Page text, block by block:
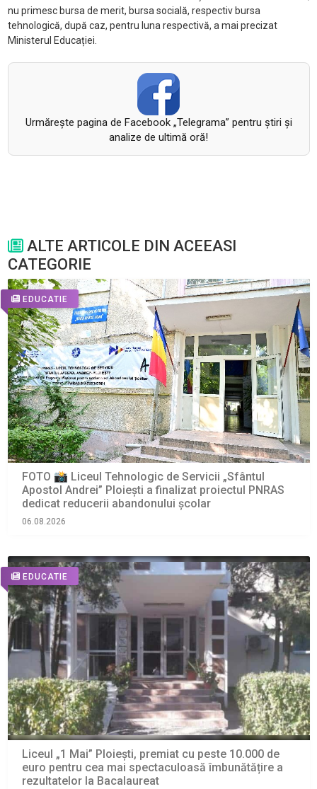
nu primesc bursa de merit, bursa socială, respectiv bursa
tehnologică, după caz, pentru luna respectivă, a mai precizat
Ministerul Educației.
Urmăreşte pagina de Facebook „Telegrama” pentru ştiri şi
analize de ultimă oră!
ALTE ARTICOLE DIN ACEEASI
CATEGORIE
EDUCATIE
FOTO 📸 Liceul Tehnologic de Servicii „Sfântul
Apostol Andrei” Ploiești a finalizat proiectul PNRAS
dedicat reducerii abandonului școlar
06.08.2026
EDUCATIE
Liceul „1 Mai” Ploiești, premiat cu peste 10.000 de
euro pentru cea mai spectaculoasă îmbunătățire a
rezultatelor la Bacalaureat